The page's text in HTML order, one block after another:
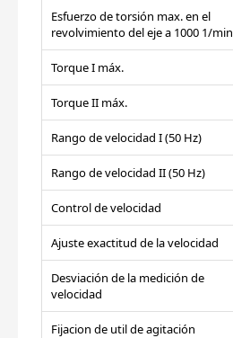
Esfuerzo de torsión max. en el
revolvimiento del eje a 1000 1/min
Torque I máx.
Torque II máx.
Rango de velocidad I (50 Hz)
Rango de velocidad II (50 Hz)
Control de velocidad
Ajuste exactitud de la velocidad
Desviación de la medición de
velocidad
Fijacion de util de agitación